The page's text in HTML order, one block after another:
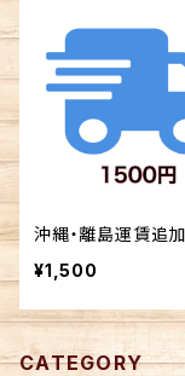
沖縄・離島運賃追加
¥1,500
CATEGORY